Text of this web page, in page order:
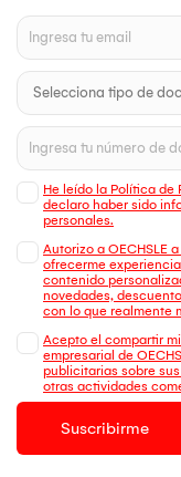
He leído la Política de
declaro haber sido
personales.
Autorizo a OECHSLE
ofrecerme
contenido
novedades,
con lo que realmente
Acepto el compartir
empresarial de
publicitarias sobre
otras actividades
Suscribirme